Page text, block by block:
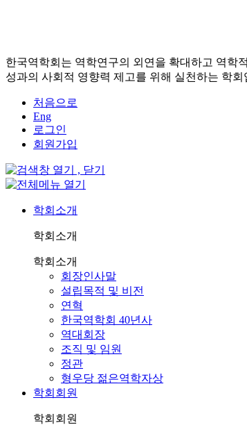
한국역학회는 역학연구의 외연을 확대하고 역학
성과의 사회적 영향력 제고를 위해 실천하는 학회
처음으로
Eng
로그인
회원가입
학회소개
학회소개
학회소개
회장인사말
설립목적 및 비전
연혁
한국역학회 40년사
역대회장
조직 및 임원
정관
형우당 젊은역학자상
학회회원
학회회원